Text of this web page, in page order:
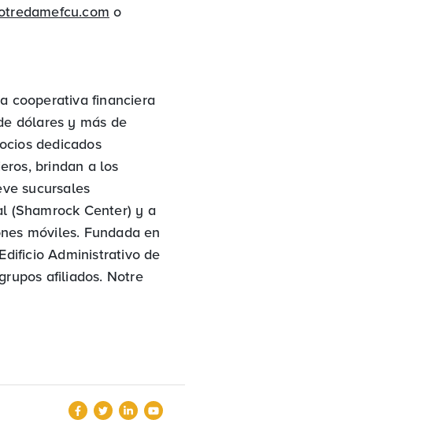
o
cooperativa financiera
dólares y más de
dedicados
brindan a los
sucursales
(Shamrock Center) y a
móviles. Fundada en
Administrativo de
afiliados. Notre